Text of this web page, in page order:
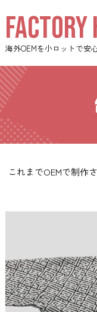
FACTORY
海外OEMを小ロットで安
これまでOEMで制作